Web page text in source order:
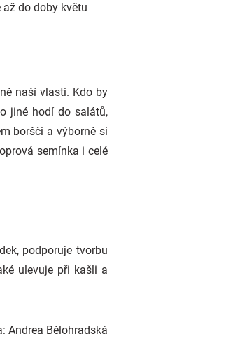
do doby květu
naší vlasti. Kdo by
jiné hodí do salátů,
boršči a výborně si
semínka i celé
podporuje tvorbu
ulevuje při kašli a
Andrea Bělohradská